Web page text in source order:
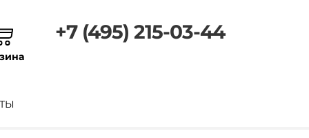
+7 (495) 215-03-44